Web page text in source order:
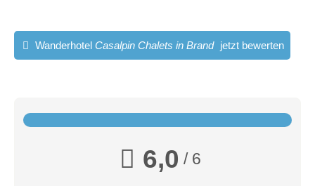
Wanderhotel Casalpin Chalets in Brand jetzt bewerten
6,0 / 6